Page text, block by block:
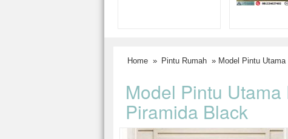
Home » Pintu Rumah » Model Pintu
Model Pintu
Piramida Black